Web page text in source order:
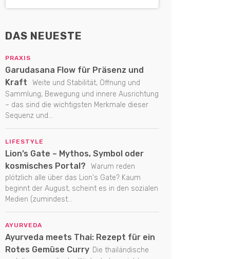
DAS NEUESTE
PRAXIS
Garudasana Flow für Präsenz und
Kraft
Weite und Stabilität, Öffnung und
Sammlung, Bewegung und innere Ausrichtung
– das sind die wichtigsten Merkmale dieser
Sequenz und...
LIFESTYLE
Lion’s Gate – Mythos, Symbol oder
kosmisches Portal?
Warum reden
plötzlich alle über das Lion's Gate? Kaum
beginnt der August, scheint es in den sozialen
Medien (zumindest...
AYURVEDA
Ayurveda meets Thai: Rezept für ein
Rotes Gemüse Curry Die thailändische